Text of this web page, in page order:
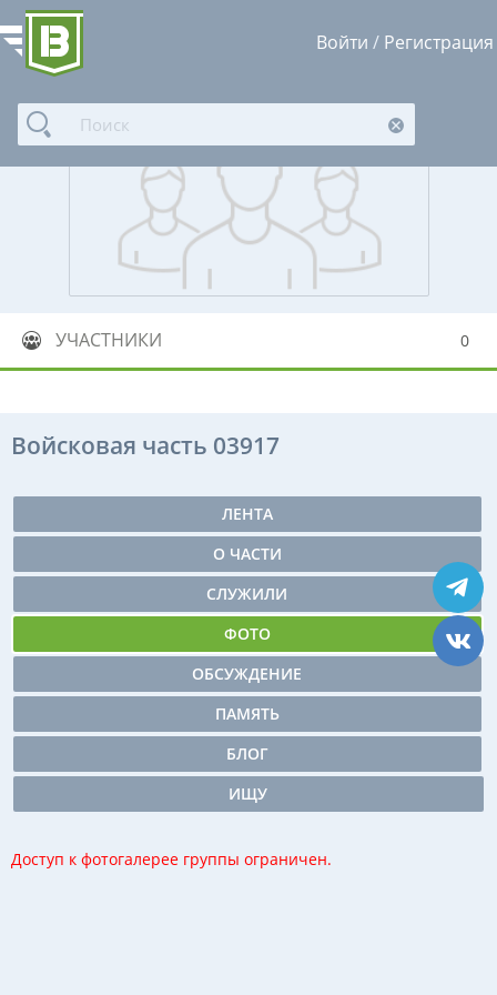
Войти / Регистрация
УЧАСТНИКИ 0
Войсковая часть 03917
ЛЕНТА
О ЧАСТИ
СЛУЖИЛИ
ФОТО
ОБСУЖДЕНИЕ
ПАМЯТЬ
БЛОГ
ИЩУ
Доступ к фотогалерее группы ограничен.